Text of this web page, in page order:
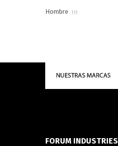
Hombre (1)
FORUM INDUSTRIES